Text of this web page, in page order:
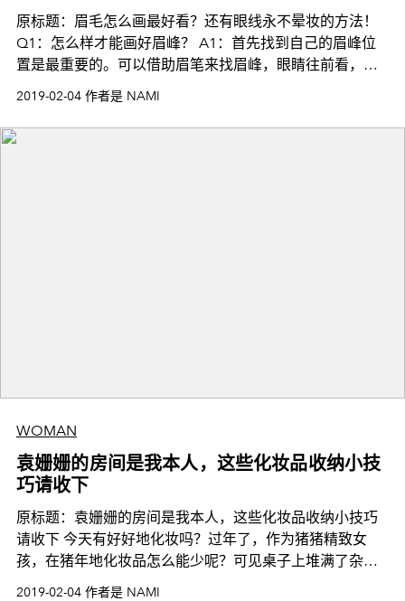
原标题：眉毛怎么画最好看？还有眼线永不晕妆的方法！
Q1：怎么样才能画好眉峰？ A1：首先找到自己的眉峰位
置是最重要的。可以借助眉笔来找眉峰，眼睛往前看，鼻
翼与瞳孔外延的连线与眉毛相交的位置就是眉峰了~也就
2019-02-04 作者是 NAMI
WOMAN
袁姗姗的房间是我本人，这些化妆品收纳小技
巧请收下
原标题：袁姗姗的房间是我本人，这些化妆品收纳小技巧
请收下 今天有好好地化妆吗？过年了，作为猪猪精致女
孩，在猪年地化妆品怎么能少呢？可见桌子上堆满了杂乱
无章的彩妆化妆品，难以收拾。不知道大家有没有看最
2019-02-04 作者是 NAMI